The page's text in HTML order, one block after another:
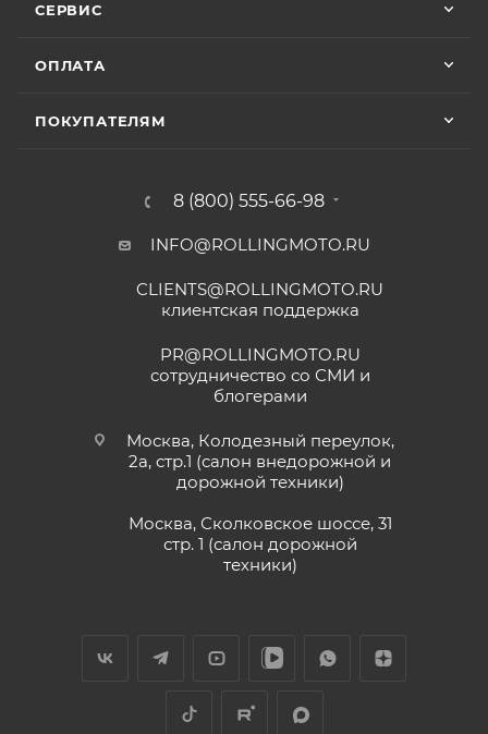
СЕРВИС
ОПЛАТА
ПОКУПАТЕЛЯМ
8 (800) 555-66-98
INFO@ROLLINGMOTO.RU
CLIENTS@ROLLINGMOTO.RU
клиентская поддержка
PR@ROLLINGMOTO.RU
сотрудничество со СМИ и
блогерами
Москва, Колодезный переулок,
2а, стр.1 (салон внедорожной и
дорожной техники)
Москва, Сколковское шоссе, 31
стр. 1 (салон дорожной
техники)